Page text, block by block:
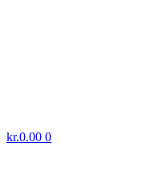
kr.0.00 0